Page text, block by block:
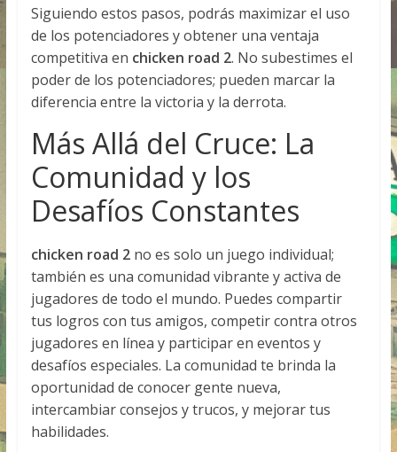
Siguiendo estos pasos, podrás maximizar el uso
de los potenciadores y obtener una ventaja
competitiva en chicken road 2. No subestimes el
poder de los potenciadores; pueden marcar la
diferencia entre la victoria y la derrota.
Más Allá del Cruce: La
Comunidad y los
Desafíos Constantes
chicken road 2no es solo un juego individual;
también es una comunidad vibrante y activa de
jugadores de todo el mundo. Puedes compartir
tus logros con tus amigos, competir contra otros
jugadores en línea y participar en eventos y
desafíos especiales. La comunidad te brinda la
oportunidad de conocer gente nueva,
intercambiar consejos y trucos, y mejorar tus
habilidades.